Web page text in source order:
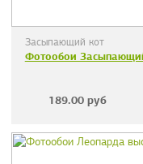
Засыпающий кот
Фотообои
189.00 руб